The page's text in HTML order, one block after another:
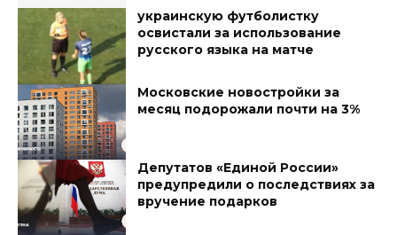
украинскую футболистку
освистали за использование
русского языка на матче
Московские новостройки за
месяц подорожали почти на 3%
Депутатов «Единой России»
предупредили о последствиях за
вручение подарков